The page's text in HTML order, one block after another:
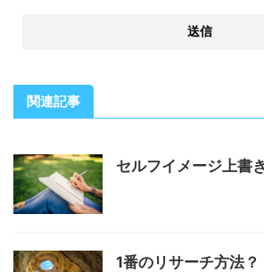
関連記事
セルフイメージ上書
1番のリサーチ方法？